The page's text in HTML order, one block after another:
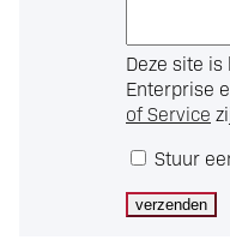
Deze site is
Enterprise
of Service
Stuur